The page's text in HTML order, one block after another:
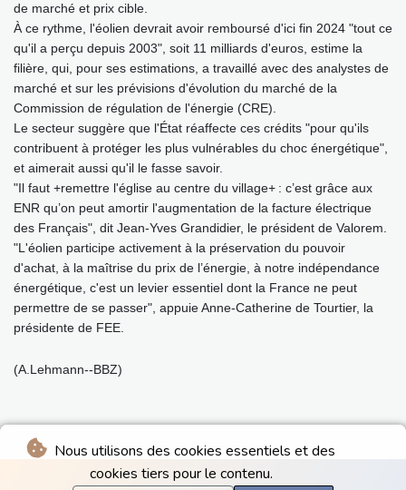
Nous utilisons des cookies essentiels et des
cookies tiers pour le contenu.
de marché et prix cible.
À ce rythme, l'éolien devrait avoir remboursé d'ici fin 2024 "tout ce
qu'il a perçu depuis 2003", soit 11 milliards d'euros, estime la
filière, qui, pour ses estimations, a travaillé avec des analystes de
marché et sur les prévisions d'évolution du marché de la
Commission de régulation de l'énergie (CRE).
Le secteur suggère que l'État réaffecte ces crédits "pour qu'ils
contribuent à protéger les plus vulnérables du choc énergétique",
et aimerait aussi qu'il le fasse savoir.
"Il faut +remettre l'église au centre du village+ : c’est grâce aux
ENR qu’on peut amortir l'augmentation de la facture électrique
des Français", dit Jean-Yves Grandidier, le président de Valorem.
"L'éolien participe activement à la préservation du pouvoir
d'achat, à la maîtrise du prix de l’énergie, à notre indépendance
énergétique, c'est un levier essentiel dont la France ne peut
permettre de se passer", appuie Anne-Catherine de Tourtier, la
présidente de FEE.
(A.Lehmann--BBZ)